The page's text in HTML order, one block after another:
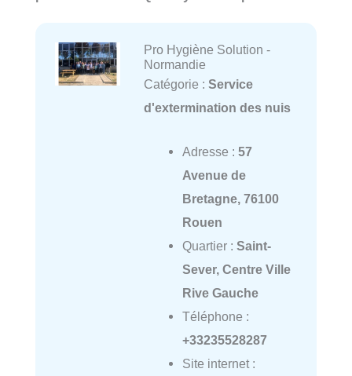
Pro Hygiène Solution -
Normandie
Catégorie : Service
d'extermination des nuis
Adresse : 57
Avenue de
Bretagne, 76100
Rouen
Quartier : Saint-
Sever, Centre Ville
Rive Gauche
Téléphone :
+33235528287
Site internet :